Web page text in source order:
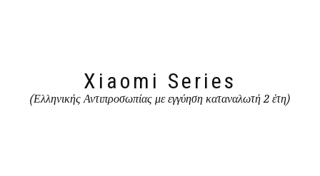
Xiaomi Series
(Ελληνικής Αντιπροσωπίας με εγγύηση καταναλωτή 2 έτη)